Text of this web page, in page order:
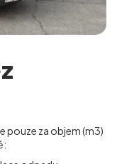
pouze za objem (m3)